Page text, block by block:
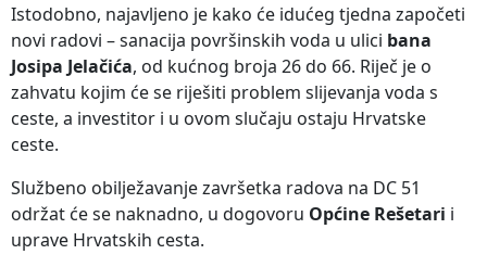
Istodobno, najavljeno je kako će idućeg tjedna započeti
novi radovi – sanacija površinskih voda u ulici bana
Josipa Jelačića, od kućnog broja 26 do 66. Riječ je o
zahvatu kojim će se riješiti problem slijevanja voda s
ceste, a investitor i u ovom slučaju ostaju Hrvatske
ceste.
Službeno obilježavanje završetka radova na DC 51
održat će se naknadno, u dogovoru Općine Rešetari i
uprave Hrvatskih cesta.